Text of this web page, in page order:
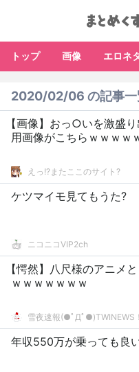
トップ 画像 エロネ
2020/02/06 の記事一
【画像】おっ○いを激盛
用画像がこちらｗｗｗｗ
えっ!?またここのサイト?
ケツマイモ見てもうた?
ニコニコVIP2ch
【愕然】八尺様のアニメ
ｗｗｗｗｗｗｗ
雪夜速報(●ﾟДﾟ●)TWINEWS！
年収550万が乗っても良